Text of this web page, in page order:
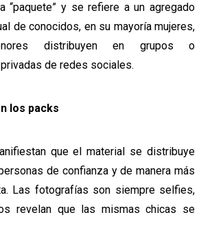
“paquete” y se refiere a un agregado
de conocidos, en su mayoría mujeres,
distribuyen en grupos o
de redes sociales.
los packs
que el material se distribuye
de confianza y de manera más
Las fotografías son siempre selfies,
revelan que las mismas chicas se